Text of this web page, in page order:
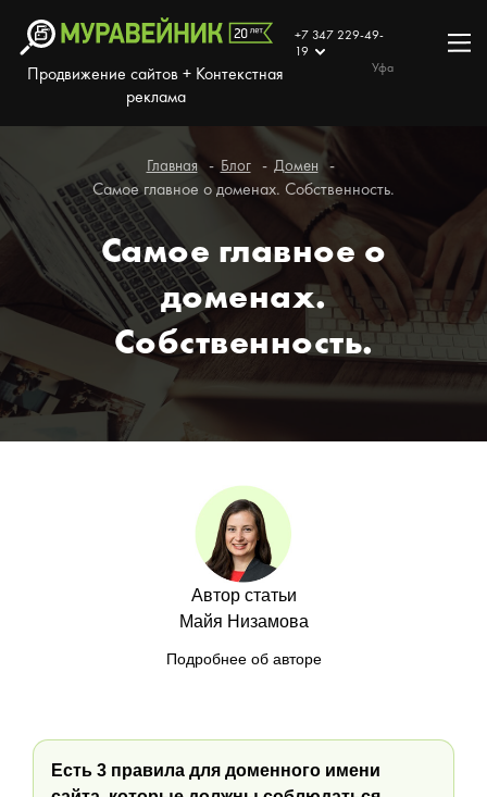
Продвижение сайтов + Контекстная
реклама
+7 347 229-49-
19
Уфа
Главная Блог Домен
Самое главное о доменах. Собственность.
Самое главное о
доменах.
Собственность.
Автор статьи
Майя Низамова
Подробнее об авторе
Есть 3 правила для доменного имени